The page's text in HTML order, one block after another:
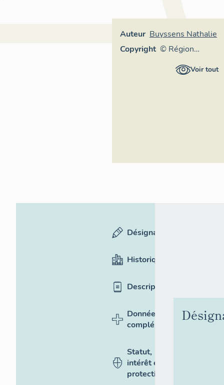
Auteur Buyssens Nathalie
Copyright © Région
Auvergne-Voir tout
Désignation
Historique
Description
Données
complémentaires
Statut,
intérêt et
protection